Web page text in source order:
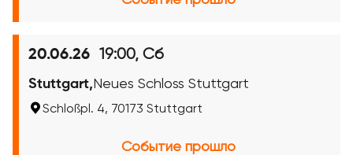
20.06.26 19:00, Сб
Stuttgart, Neues Schloss Stuttgart
Schloßpl. 4, 70173 Stuttgart
Событие прошло